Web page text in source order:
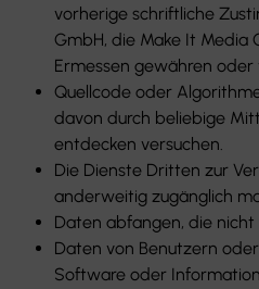
vorherige schriftliche
GmbH, die Make It Media
Ermessen gewähren
Quellcode oder
davon durch beliebige
entdecken versuchen.
Die Dienste Dritten zur
anderweitig zugänglich
Daten abfangen, die
Daten von Benutzern
Software oder